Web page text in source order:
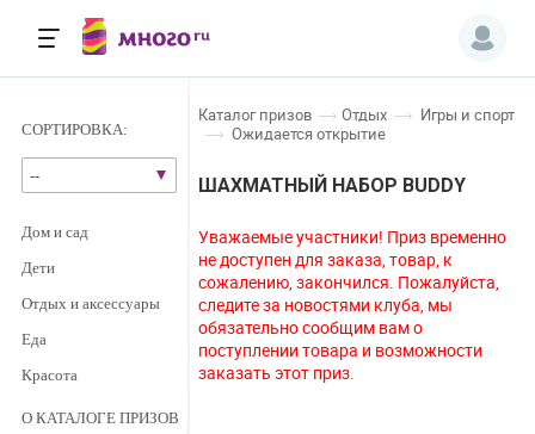
СОРТИРОВКА:
--
дом и сад
дети
отдых и аксессуары
еда
красота
О КАТАЛОГЕ ПРИЗОВ
каталог призов отдых
игры и спорт
ожидается открытие
ШАХМАТНЫЙ НАБОР BUDDY
Уважаемые участники! Приз временно
не доступен для заказа, товар, к
сожалению, закончился. Пожалуйста,
следите за новостями клуба, мы
обязательно сообщим вам о
поступлении товара и возможности
заказать этот приз.